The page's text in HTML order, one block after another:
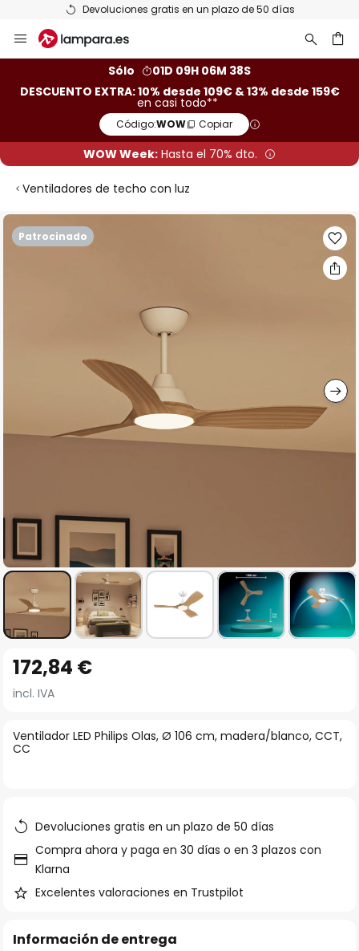
Devoluciones gratis en un plazo de 50 días
al
Sólo
01D 09H 06M 37S
DESCUENTO EXTRA: 10% desde 109€ & 13% desde 159€
en casi todo**
Código:WOW Copiar
WOW Week: Hasta el 70% dto.
Ventiladores de techo con luz
Patrocinado
Saltar
al
comienzo
la
galería
Ventilador LED Philips Olas, Ø 106 cm, madera/blanco, CCT,
CC
172,84 €
incl. IVA
Devoluciones gratis en un plazo de 50 días
Compra ahora y paga en 30 días o en 3 plazos con
Klarna
Excelentes valoraciones en Trustpilot
Información de entrega